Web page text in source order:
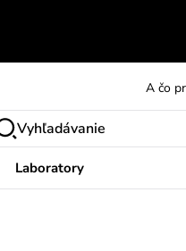
Laboratory
A čo
S čím
Výmena a
Vyhľadávanie